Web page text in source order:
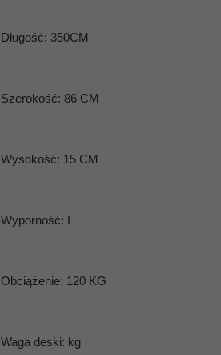
Długość: 350CM
Szerokość: 86 CM
Wysokość: 15 CM
Wyporność: L
Obciążenie: 120 KG
Waga deski: kg